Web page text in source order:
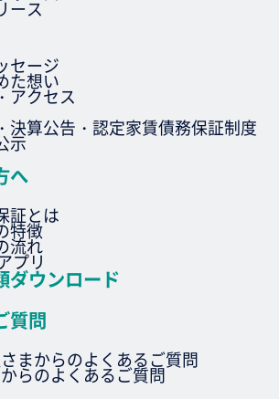
ース
セージ
た想い
アクセス
決算公告・認定家賃債務保証制度
示
へ
証とは
特徴
流れ
プリ
ダウンロード
質問
まからのよくあるご質問
らのよくあるご質問